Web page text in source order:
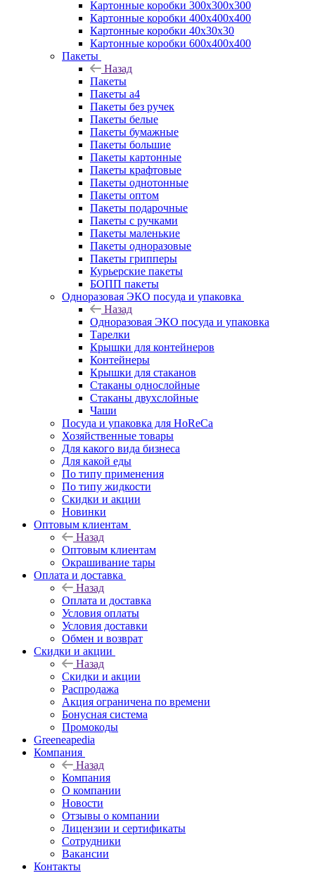
Картонные коробки 300x300x300
Картонные коробки 400x400x400
Картонные коробки 40x30x30
Картонные коробки 600x400x400
Пакеты
Назад
Пакеты
Пакеты а4
Пакеты без ручек
Пакеты белые
Пакеты бумажные
Пакеты большие
Пакеты картонные
Пакеты крафтовые
Пакеты однотонные
Пакеты оптом
Пакеты подарочные
Пакеты с ручками
Пакеты маленькие
Пакеты одноразовые
Пакеты грипперы
Курьерские пакеты
БОПП пакеты
Одноразовая ЭКО посуда и упаковка
Назад
Одноразовая ЭКО посуда и упаковка
Тарелки
Крышки для контейнеров
Контейнеры
Крышки для стаканов
Стаканы однослойные
Стаканы двухслойные
Чаши
Посуда и упаковка для HoReCa
Хозяйственные товары
Для какого вида бизнеса
Для какой еды
По типу применения
По типу жидкости
Скидки и акции
Новинки
Оптовым клиентам
Назад
Оптовым клиентам
Окрашивание тары
Оплата и доставка
Назад
Оплата и доставка
Условия оплаты
Условия доставки
Обмен и возврат
Скидки и акции
Назад
Скидки и акции
Распродажа
Акция ограничена по времени
Бонусная система
Промокоды
Greeneapedia
Компания
Назад
Компания
О компании
Новости
Отзывы о компании
Лицензии и сертификаты
Сотрудники
Вакансии
Контакты